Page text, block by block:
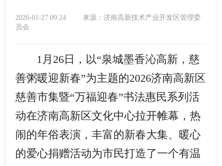
2026-01-27 09:24
来源：济南高新技术产业开发区管理委
员会
1月26日，以“泉城墨香沁高新，慈
善粥暖迎新春”为主题的2026济南高新区
慈善市集暨“万福迎春”书法惠民系列活
动在济南高新区文化中心拉开帷幕，热
闹的年俗表演，丰富的新春大集、暖心
的爱心捐赠活动为市民打造了一个有温